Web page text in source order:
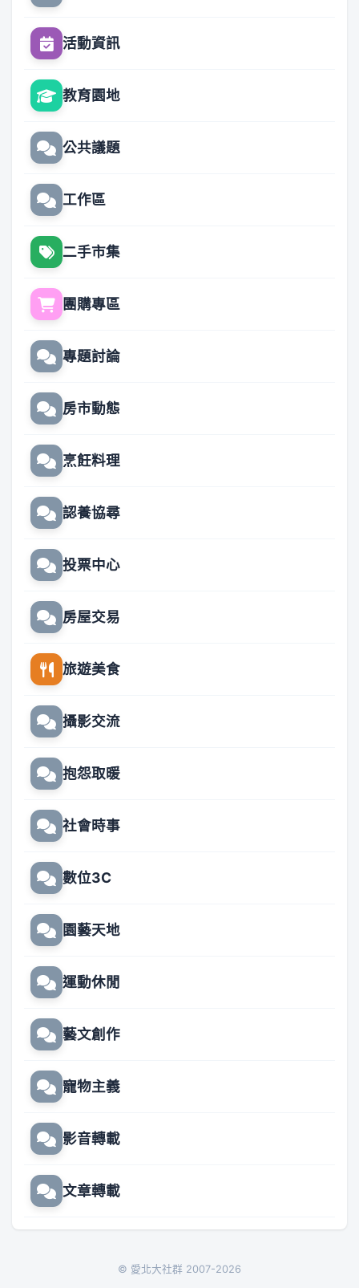
活動資訊
教育園地
公共議題
工作區
二手市集
團購專區
專題討論
房市動態
烹飪料理
認養協尋
投票中心
房屋交易
旅遊美食
攝影交流
抱怨取暖
社會時事
數位3C
園藝天地
運動休閒
藝文創作
寵物主義
影音轉載
文章轉載
© 愛北大社群 2007-2026